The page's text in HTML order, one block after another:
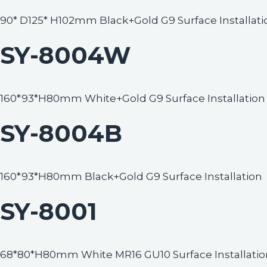
90* D125* H102mm Black+Gold G9 Surface
SY-8004W
160*93*H80mm White+Gold G9 Surface Installation
SY-8004B
160*93*H80mm Black+Gold G9 Surface Installation
SY-8001
68*80*H80mm White MR16 GU10 Surface